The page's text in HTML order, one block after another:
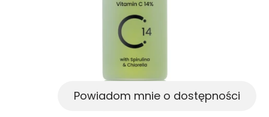
Powiadom mnie o dostępności